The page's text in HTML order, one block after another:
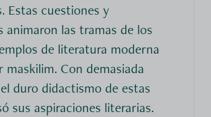
Estas cuestiones y
animaron las tramas de los
de literatura moderna
Con demasiada
duro didactismo de estas
sus aspiraciones literarias.